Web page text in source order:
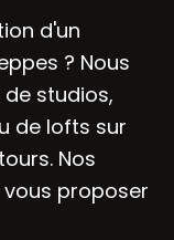
d'un
? Nous
studios,
de lofts sur
Nos
proposer